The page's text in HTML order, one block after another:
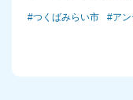
つくばみらい市 ア